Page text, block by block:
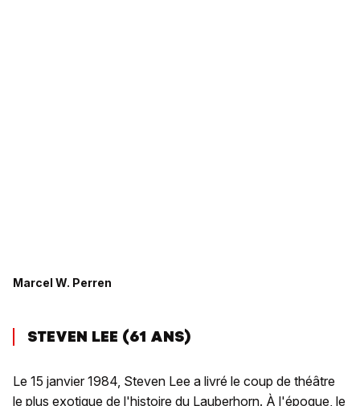
Marcel W. Perren
STEVEN LEE (61 ANS)
Le 15 janvier 1984, Steven Lee a livré le coup de théâtre
le plus exotique de l'histoire du Lauberhorn. À l'époque, le